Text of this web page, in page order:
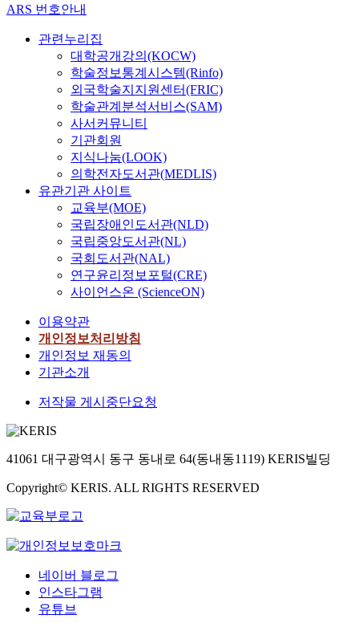
ARS 번호안내
관련누리집
대학공개강의(KOCW)
학술정보통계시스템(Rinfo)
외국학술지지원센터(FRIC)
학술관계분석서비스(SAM)
사서커뮤니티
기관회원
지식나눔(LOOK)
의학전자도서관(MEDLIS)
유관기관 사이트
교육부(MOE)
국립장애인도서관(NLD)
국립중앙도서관(NL)
국회도서관(NAL)
연구윤리정보포털(CRE)
사이언스온 (ScienceON)
이용약관
개인정보처리방침
개인정보 재동의
기관소개
저작물 게시중단요청
41061 대구광역시 동구 동내로 64(동내동1119) KERIS빌딩
Copyright© KERIS. ALL RIGHTS RESERVED
네이버 블로그
인스타그램
유튜브